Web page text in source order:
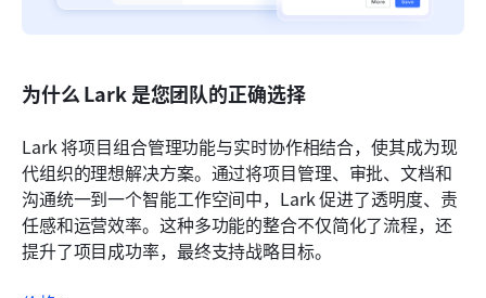
为什么 Lark 是您团队的正确选择
Lark 将项目组合管理功能与实时协作相结合，使其成为现
代组织的理想解决方案。通过将项目管理、审批、文档和
沟通统一到一个智能工作空间中，Lark 促进了透明度、责
任感和运营效率。这种多功能的整合不仅简化了流程，还
提升了项目成功率，最终支持战略目标。